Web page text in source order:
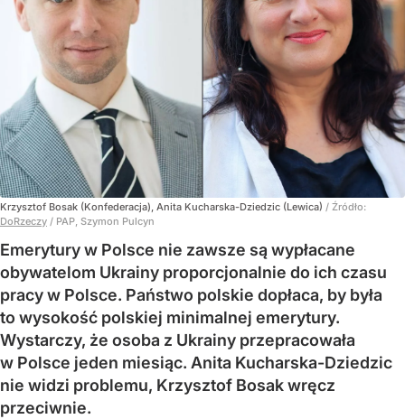
Krzysztof Bosak (Konfederacja), Anita Kucharska-Dziedzic (Lewica) / Źródło:
DoRzeczy / PAP, Szymon Pulcyn
Emerytury w Polsce nie zawsze są wypłacane
obywatelom Ukrainy proporcjonalnie do ich czasu
pracy w Polsce. Państwo polskie dopłaca, by była
to wysokość polskiej minimalnej emerytury.
Wystarczy, że osoba z Ukrainy przepracowała
w Polsce jeden miesiąc. Anita Kucharska-Dziedzic
nie widzi problemu, Krzysztof Bosak wręcz
przeciwnie.